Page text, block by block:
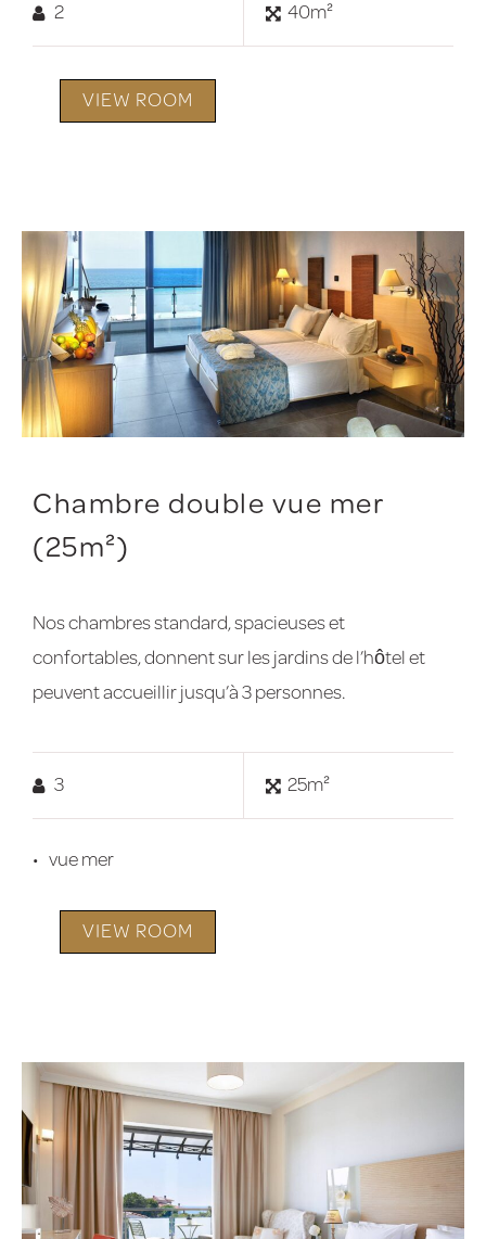
2 40m²
VIEW ROOM
Chambre double vue mer
(25m²)
Nos chambres standard, spacieuses et
confortables, donnent sur les jardins de l’hôtel et
peuvent accueillir jusqu’à 3 personnes.
3 25m²
vue mer
VIEW ROOM